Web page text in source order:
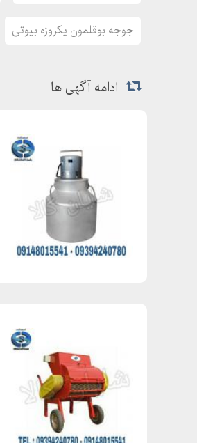
جوجه بوقلمون یکروزه بیوتی
ادامه آگهی ها